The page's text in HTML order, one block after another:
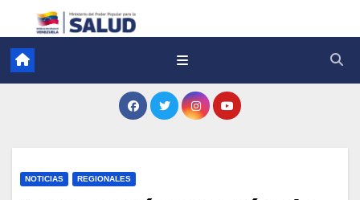
NOTICIAS REGIONALES